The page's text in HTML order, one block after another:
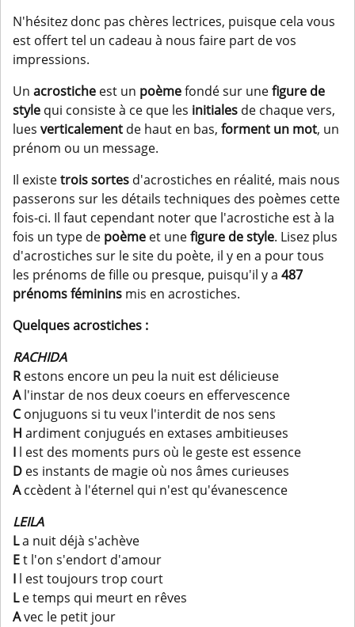
N'hésitez donc pas chères lectrices, puisque cela vous
est offert tel un cadeau à nous faire part de vos
impressions.
Un acrostiche est un poèmefondé sur unefigure de
style qui consiste à ce que les initiales de chaque vers,
lues verticalement de haut en bas, forment un mot, un
prénom ou un message.
Il existetrois sortes d'acrostiches en réalité, mais nous
passerons sur les détails techniques des poèmes cette
fois-ci. Il faut cependant noter que l'acrostiche est à la
fois un type de poème et unefigure de style. Lisez plus
d'acrostiches sur le site du poète, il y en a pour tous
les prénoms de fille ou presque, puisqu'il y a 487
prénoms féminins mis en acrostiches.
Quelques acrostiches :
RACHIDA
Restons encore un peu la nuit est délicieuse
Al'instar de nos deux coeurs en effervescence
Conjuguons si tu veux l'interdit de nos sens
H ardiment conjugués en extases ambitieuses
I l est des moments purs où le geste est essence
D es instants de magie où nos âmes curieuses
Accèdent à l'éternel qui n'est qu'évanescence
LEILA
La nuit déjà s'achève
Et l'on s'endort d'amour
I l est toujours trop court
Le temps qui meurt en rêves
Avec le petit jour